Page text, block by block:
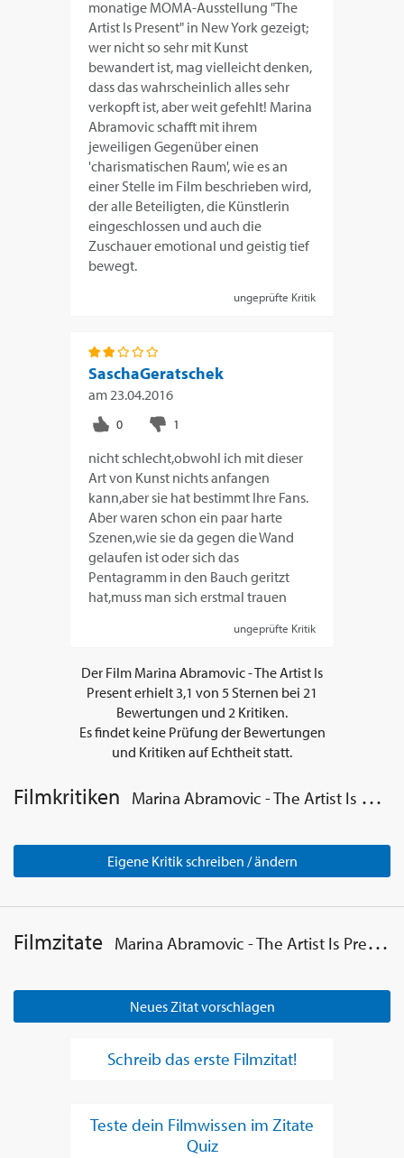
monatige MOMA-Ausstellung "The
Artist Is Present" in New York gezeigt;
wer nicht so sehr mit Kunst
bewandert ist, mag vielleicht denken,
dass das wahrscheinlich alles sehr
verkopft ist, aber weit gefehlt! Marina
Abramovic schafft mit ihrem
jeweiligen Gegenüber einen
'charismatischen Raum', wie es an
einer Stelle im Film beschrieben wird,
der alle Beteiligten, die Künstlerin
eingeschlossen und auch die
Zuschauer emotional und geistig tief
bewegt.
ungeprüfte Kritik
SaschaGeratschek
am23.04.2016
nicht schlecht,obwohl ich mit dieser
Art von Kunst nichts anfangen
kann,aber sie hat bestimmt Ihre Fans.
Aber waren schon ein paar harte
Szenen,wie sie da gegen die Wand
gelaufen ist oder sich das
Pentagramm in den Bauch geritzt
hat,muss man sich erstmal trauen
ungeprüfte Kritik
Der Film Marina Abramovic - The Artist Is
Presenterhielt3,1 von 5Sternen bei 21
Bewertungen und 2 Kritiken.
Es findet keine Prüfung der Bewertungen
und Kritiken auf Echtheit statt.
Filmkritiken Marina Abramovic - The Artist Is Present
Eigene Kritik schreiben / ändern
Filmzitate Marina Abramovic - The Artist Is Present
Neues Zitat vorschlagen
Schreib das erste Filmzitat!
Teste dein Filmwissen im Zitate
Quiz